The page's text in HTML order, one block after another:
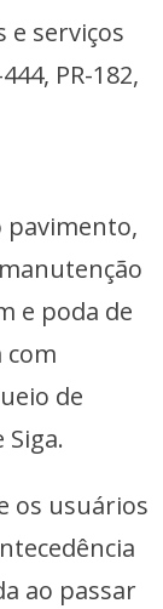
e serviços
PR-182,
e poda de
com
de
os usuários
ao passar